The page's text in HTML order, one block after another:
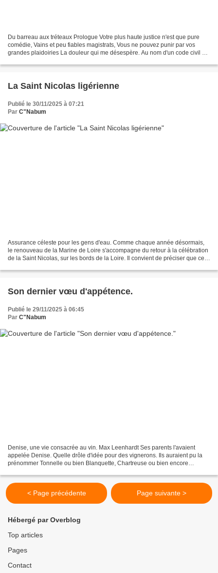
Du barreau aux tréteaux Prologue Votre plus haute justice n'est que pure
comédie, Vains et peu fiables magistrats, Vous ne pouvez punir par vos
grandes plaidoiries La douleur qui me désespère. Au nom d'un code civil de
La Saint Nicolas ligérienne
Publié le 30/11/2025 à 07:21
Par C"Nabum
Assurance céleste pour les gens d'eau. Comme chaque année désormais,
le renouveau de la Marine de Loire s'accompagne du retour à la célébration
de la Saint Nicolas, sur les bords de la Loire. Il convient de préciser que ce
Son dernier vœu d'appétence.
Publié le 29/11/2025 à 06:45
Par C"Nabum
Denise, une vie consacrée au vin. Max Leenhardt Ses parents l'avaient
appelée Denise. Quelle drôle d'idée pour des vignerons. Ils auraient pu la
prénommer Tonnelle ou bien Blanquette, Chartreuse ou bien encore
< Page précédente Page suivante >
Hébergé par Overblog
Top articles
Pages
Contact